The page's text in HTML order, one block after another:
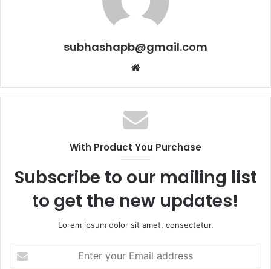
subhashapb@gmail.com
Website
With Product You Purchase
Subscribe to our mailing list
to get the new updates!
Lorem ipsum dolor sit amet, consectetur.
your